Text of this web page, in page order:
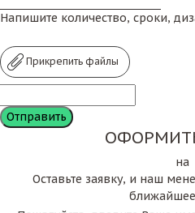
Напишите количество, сроки,
Прикрепить файлы
на
Оставьте заявку, и наш